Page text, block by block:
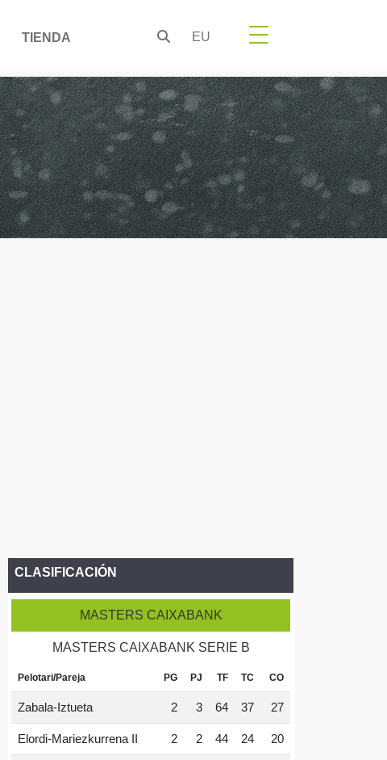
TIENDA EU
CLASIFICACIÓN
MASTERS CAIXABANK
MASTERS CAIXABANK SERIE B
Pelotari/Pareja PG PJ TF TC CO
Zabala-Iztueta 2 3 64 37 27
Elordi-Mariezkurrena II 2 2 44 24 20